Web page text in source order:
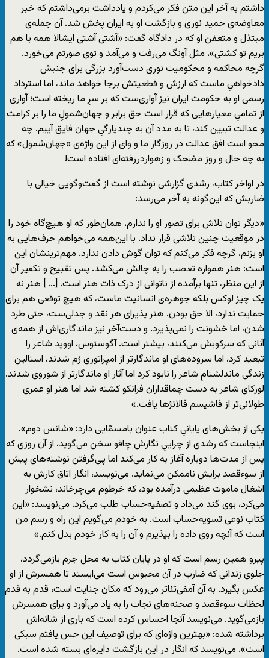
داشتم به آخر این متن فکر می‌کردم و یادداشت برمی‌داشتم که خبر
معاوضه‌ی حمید نوری و بازگشت او به ایران پخش شد. آن جمله‌ی
مبتذل و متعفن او که در دادگاه گفت: «آشتی آشتی ایشالا همه با هم
بریم تو کشتی»، مثل آونگ می‌رفت و می‌آمد و توی صورتم می‌خورد.
گرچه محاکمه‌ و محکومیت نوری دست‌آورد بزرگی برای جنبش
دادخواهیِ ماست که ارزش و قطعیتش برجا خواهد ماند، اما استرداد
رسمی او به حکومت ایران نیز آواری‌ست که بر سرِ ما ریخته است؛ آواری
از تمامیِ معیارهایی که قرار است حق برابر و جهان‌شمولِ ما را بر کرامت
و عدالت تبیین ‌کند، تا به مدد آن به چندپارگیِ جهان فایق آییم. چه
محو است افق عدالت در روزگار ما و وای از این واژه‌ی «جهان‌شمول» که
به چه حال و روز مضحک و زهواردررفته‌ای افتاده است!
در اواخر کتاب، رشدی گزارشی نوشته است از گفت‌وگویی خیالی با
ضاربش که این‌گونه به آخر می‌رسد:
«دیگر توان تلاش برای تصور او را ندارم، همان‌طور که او هیچ‌گاه خود را
در موقعیت چنین تلاشی قرار نداد. با این‌همه می‌خواهم حرف‌هایی به
او بزنم، گرچه فکر می‌کنم که توان گوش دادن ندارد. مهم‌ترینشان این
است: هنر همواره تعصب را به چالش می‌کشد. پس تقبیح و تکفیر آن
از این منظر، تنها برآمده از ناتوانی از درک ذات هنر است. [… ] هنر نه
یک چیز لوکس بلکه جوهره‌ی انسانیت ماست، که هیچ توقعی هم برای
حمایت ندارد، الا حق بودن. هنر پذیرای هر نقد و جدلی‌ست، حتی طرد
شدن، اما خشونت را نمی‌پذیرد. و دست‌آخر نیز ماندگاری‌اش از همه‌ی
آنانی که سرکوبش می‌کنند، بیشتر است. آگوستوس، اووید شاعر را
تبعید کرد، اما سروده‌های او ماندگارتر از امپراتوری رُم شدند، استالین
زندگی ماندلشتامِ شاعر را نابود کرد اما آثار او ماندگارتر از شوروی شدند.
لورکای شاعر به دست چماقداران فرانکو کشته شد اما هنر او عمری
طولانی‌تر از فاشیسم فالانژها یافت.»
یکی از بخش‌های پایانیِ کتاب عنوان بامسمّایی دارد: «شانس دوم».
اینجاست که رشدی از چراییِ نگارش چاقو سخن می‌گوید، از آن روزی که
پس از مدت‌ها دوباره آغاز به کار می‌کند اما پی‌گرفتن نوشته‌های پیش
از سوءقصد برایش ناممکن می‌نماید. می‌نویسد، انگار اتاق کارش به
اشغال ماموت عظیمی درآمده بود، که خرطوم می‌چرخاند، نشخوار
می‌کرد، بوی گند می‌داد و تصفیه‌حساب طلب می‌کرد. می‌نویسد: «این
کتاب نوعی تسویه‌‌حساب است. به خودم می‌گویم این راه و رسم من
است که آنچه روی داده را بپذیرم و آن را به ‌کار خودم بدل‌‌ کنم.»
پیرو همین رسم است که او در پایان کتاب به محل جرم بازمی‌گردد،
جلوی زندانی که ضارب در آن محبوس است می‌ایستد تا همسرش از او
عکس بگیرد. به آن آمفی‌تئاتر می‌رود که مکان جنایت است، قدم به قدم
لحظات سوءقصد و صحنه‌های نجات را به یاد می‌آورد و برای همسرش
بازمی‌گوید. می‌نویسد آنجا احساس کرده است که باری از شانه‌اش
برداشته شده: «بهترین واژه‌ای که برای توصیف این حس یافتم سبکی
ا‌ست». می‌نویسد که انگار در این بازگشت دایره‌ای بسته شده است.